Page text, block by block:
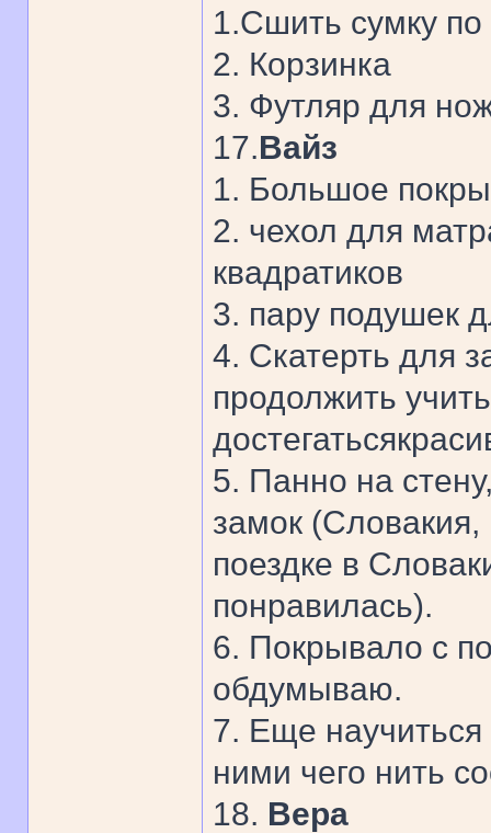
1.Сшить сумку
2. Корзинка
3. Футляр для
17.Вайз
1. Большое
2. чехол для
квадратиков
3. пару подушек
4. Скатерть для
продолжить
5. Панно на
замок (Словакия,
поездке в
понравилась).
6. Покрывало с
обдумываю.
7. Еще научиться
ними чего нить
18. Вера